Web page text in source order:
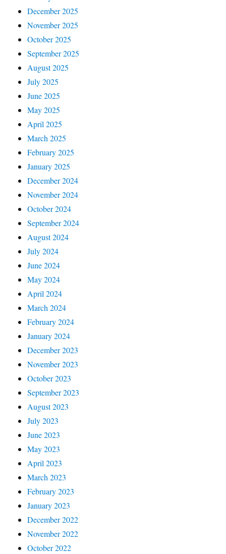
December 2025
November 2025
October 2025
September 2025
August 2025
July 2025
June 2025
May 2025
April 2025
March 2025
February 2025
January 2025
December 2024
November 2024
October 2024
September 2024
August 2024
July 2024
June 2024
May 2024
April 2024
March 2024
February 2024
January 2024
December 2023
November 2023
October 2023
September 2023
August 2023
July 2023
June 2023
May 2023
April 2023
March 2023
February 2023
January 2023
December 2022
November 2022
October 2022